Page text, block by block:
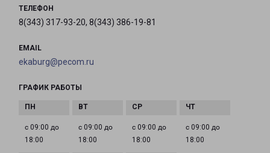
ТЕЛЕФОН
8(343) 317-93-20, 8(343) 386-19-81
EMAIL
ekaburg@pecom.ru
ГРАФИК РАБОТЫ
с 09:00 до
18:00
с 09:00 до
18:00
с 09:00 до
18:00
с 09:00 до
18:00